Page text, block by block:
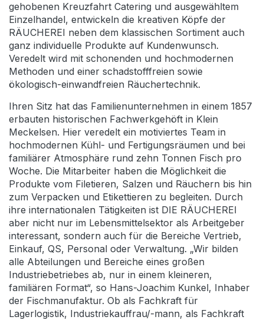
gehobenen Kreuzfahrt Catering und ausgewähltem
Einzelhandel, entwickeln die kreativen Köpfe der
RÄUCHEREI neben dem klassischen Sortiment auch
ganz individuelle Produkte auf Kundenwunsch.
Veredelt wird mit schonenden und hochmodernen
Methoden und einer schadstofffreien sowie
ökologisch-einwandfreien Räuchertechnik.
Ihren Sitz hat das Familienunternehmen in einem 1857
erbauten historischen Fachwerkgehöft in Klein
Meckelsen. Hier veredelt ein motiviertes Team in
hochmodernen Kühl- und Fertigungsräumen und bei
familiärer Atmosphäre rund zehn Tonnen Fisch pro
Woche. Die Mitarbeiter haben die Möglichkeit die
Produkte vom Filetieren, Salzen und Räuchern bis hin
zum Verpacken und Etikettieren zu begleiten. Durch
ihre internationalen Tätigkeiten ist DIE RÄUCHEREI
aber nicht nur im Lebensmittelsektor als Arbeitgeber
interessant, sondern auch für die Bereiche Vertrieb,
Einkauf, QS, Personal oder Verwaltung. „Wir bilden
alle Abteilungen und Bereiche eines großen
Industriebetriebes ab, nur in einem kleineren,
familiären Format“, so Hans-Joachim Kunkel, Inhaber
der Fischmanufaktur. Ob als Fachkraft für
Lagerlogistik, Industriekauffrau/-mann, als Fachkraft